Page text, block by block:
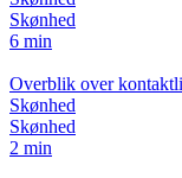
Skønhed
6 min
Overblik over
Skønhed
Skønhed
2 min